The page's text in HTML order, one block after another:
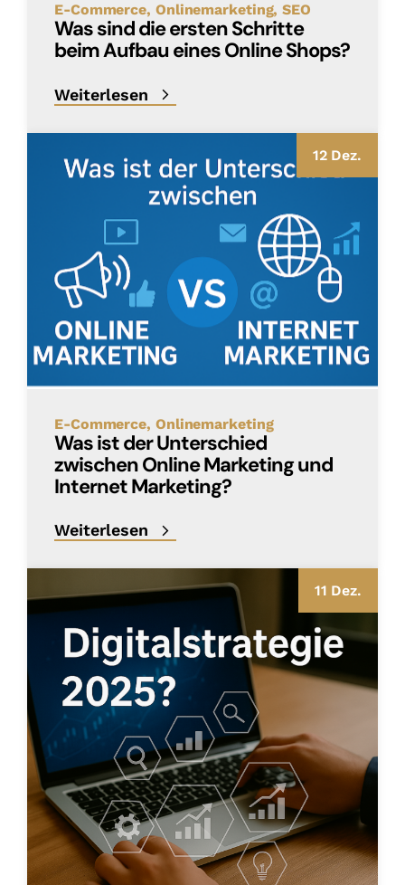
E-Commerce Onlinemarketing SEO
Was sind die ersten Schritte
beim Aufbau eines Online Shops?
Weiterlesen
12 Dez.
E-Commerce Onlinemarketing
Was ist der Unterschied
zwischen Online Marketing und
Internet Marketing?
Weiterlesen
11 Dez.